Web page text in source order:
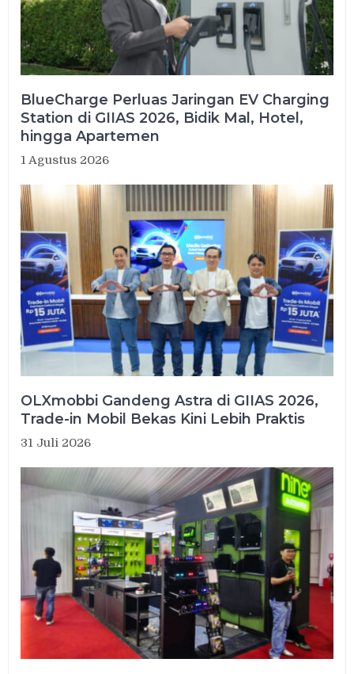
BlueCharge Perluas Jaringan EV Charging
Station di GIIAS 2026, Bidik Mal, Hotel,
hingga Apartemen
1 Agustus 2026
OLXmobbi Gandeng Astra di GIIAS 2026,
Trade-in Mobil Bekas Kini Lebih Praktis
31 Juli 2026